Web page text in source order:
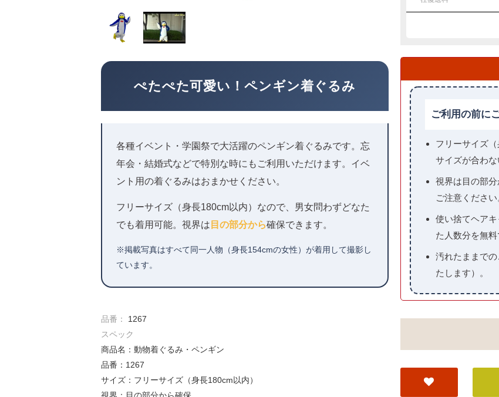
ぺたぺた可愛い！ペンギン着ぐるみ
各種イベント・学園祭で大活躍のペンギン着ぐるみです。忘
年会・結婚式などで特別な時にもご利用いただけます。イベ
ント用の着ぐるみはおまかせください。
フリーサイズ（身長180cm以内）なので、男女問わずどなた
でも着用可能。視界は 目の部分から確保できます。
※掲載写真はすべて同一人物（身長154cmの女性）が着用して撮影し
ています。
品番：
1267
スペック
商品名：動物着ぐるみ・ペンギン
品番：1267
サイズ：フリーサイズ（身長180cm以内）
ご利用の前に
フリーサイズ
サイズが合わな
視界は目の部
ご注意ください
使い捨てヘア
た人数分を無料
汚れたままで
たします）。